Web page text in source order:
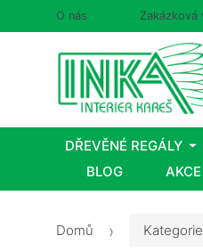
O nás Zakázková
DŘEVĚNÉ REGÁLY
BLOG
AKCE
Domů Kategorie